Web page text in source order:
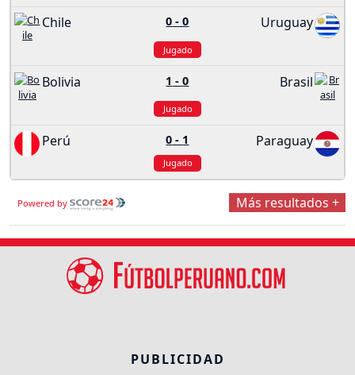
Chile 0 -0 Uruguay
Jugado
Bolivia 1 -0 Brasil
Jugado
Perú 0 - 1 Paraguay
Jugado
Powered by Más resultados +
PUBLICIDAD